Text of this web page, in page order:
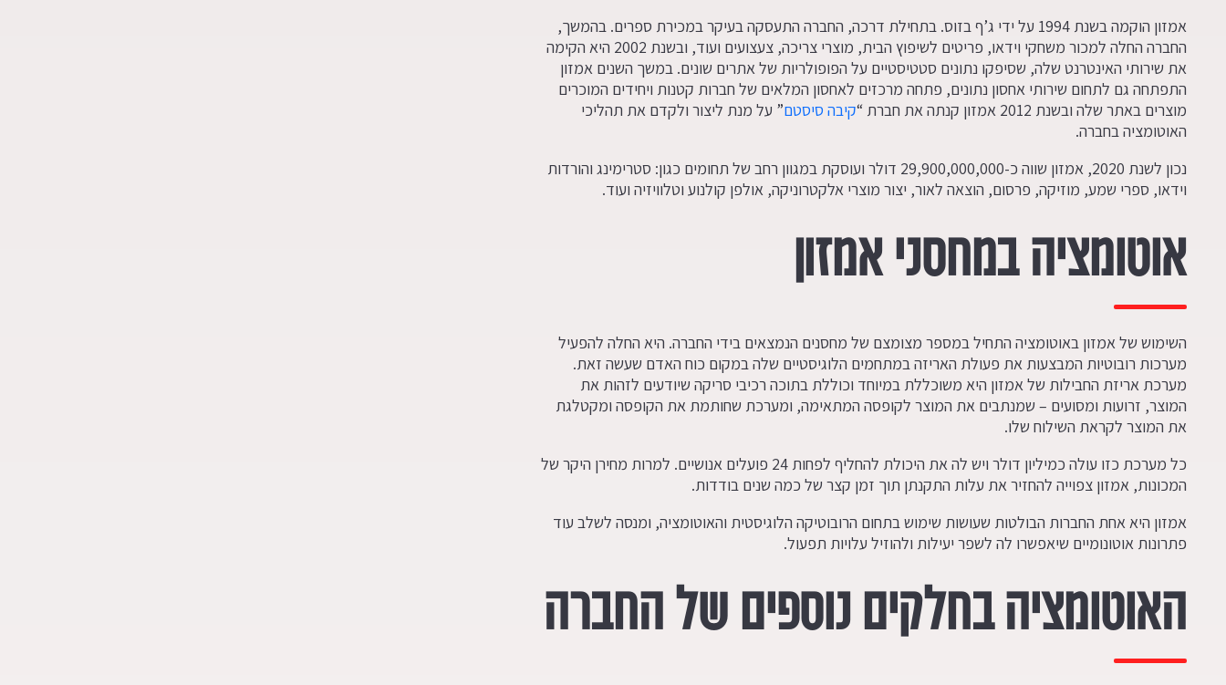
אמזון הוקמה בשנת 1994 על ידי ג’ף בזוס. בתחילת דרכה, החברה התעסקה בעיקר במכירת ספרים. בהמשך,
החברה החלה למכור משחקי וידאו, פריטים לשיפוץ הבית, מוצרי צריכה, צעצועים ועוד, ובשנת 2002 היא הקימה
את שירותי האינטרנט שלה, שסיפקו נתונים סטטיסטיים על הפופולריות של אתרים שונים. במשך השנים אמזון
התפתחה גם לתחום שירותי אחסון נתונים, פתחה מרכזים לאחסון המלאים של חברות קטנות ויחידים המוכרים
מוצרים באתר שלה ובשנת 2012 אמזון קנתה את חברת “
קיבה סיסטם” על מנת ליצור ולקדם את תהליכי
האוטומציה בחברה.
נכון לשנת 2020, אמזון שווה כ-29,900,000,000 דולר ועוסקת במגוון רחב של תחומים כגון: סטרימינג והורדות
וידאו, ספרי שמע, מוזיקה, פרסום, הוצאה לאור, יצור מוצרי אלקטרוניקה, אולפן קולנוע וטלוויזיה ועוד.
אוטומציה במחסני אמזון
השימוש של אמזון באוטומציה התחיל במספר מצומצם של מחסנים הנמצאים בידי החברה. היא החלה להפעיל
מערכות רובוטיות המבצעות את פעולת האריזה במתחמים הלוגיסטיים שלה במקום כוח האדם שעשה זאת.
מערכת אריזת החבילות של אמזון היא משוכללת במיוחד וכוללת בתוכה רכיבי סריקה שיודעים לזהות את
המוצר, זרועות ומסועים – שמנתבים את המוצר לקופסה המתאימה, ומערכת שחותמת את הקופסה ומקטלגת
את המוצר לקראת השילוח שלו.
כל מערכת כזו עולה כמיליון דולר ויש לה את היכולת להחליף לפחות 24 פועלים אנושיים. למרות מחירן היקר של
המכונות, אמזון צפוייה להחזיר את עלות התקנתן תוך זמן קצר של כמה שנים בודדות.
אמזון היא אחת החברות הבולטות שעושות שימוש בתחום הרובוטיקה הלוגיסטית והאוטומציה, ומנסה לשלב עוד
פתרונות אוטונומיים שיאפשרו לה לשפר יעילות ולהוזיל עלויות תפעול.
האוטומציה בחלקים נוספים של החברה